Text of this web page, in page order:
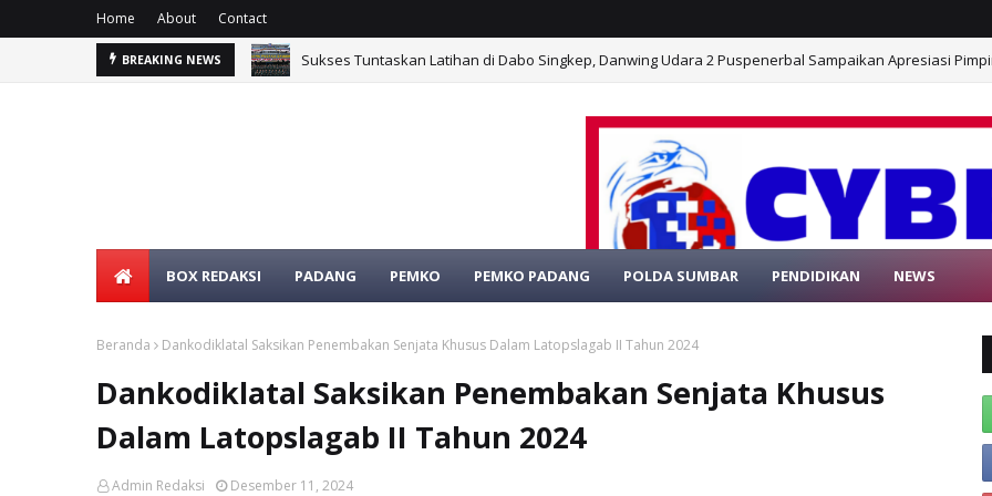
Home About Contact
BREAKING NEWS Sukses Tuntaskan Latihan di Dabo Singkep, Danwing Udara 2 Puspenerbal Sampaikan Apresiasi
BOX REDAKSI PADANG PEMKO PEMKO PADANG POLDA SUMBAR PENDIDIKAN NEWS
Beranda Dankodiklatal Saksikan Penembakan Senjata Khusus Dalam Latopslagab II Tahun 2024
Dankodiklatal Saksikan Penembakan Senjata Khusus
Dalam Latopslagab II Tahun 2024
Admin Redaksi Desember 11, 2024